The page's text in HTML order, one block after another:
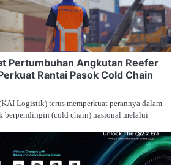
Pertumbuhan Angkutan Reefer
Rantai Pasok Cold Chain
Logistik) terus memperkuat perannya dalam
berpendingin (cold chain) nasional melalui